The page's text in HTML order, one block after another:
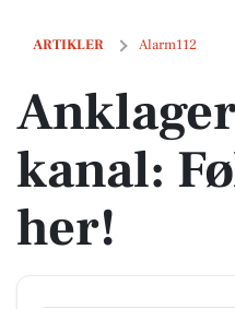
ARTIKLER Alarm112
Anklager skifter kanal: Følg
kanal:
her!